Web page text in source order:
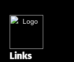
Links